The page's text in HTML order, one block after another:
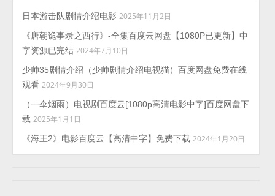
日本游击队剧情介绍电影 2025年11月2日
《唐朝诡事录之西行》-全集百度云网盘【1080P已更新】中
字资源已完结 2024年7月10日
少帅35剧情介绍（少帅剧情介绍电视猫）百度网盘免费在线
观看 2024年9月30日
（一伞烟雨）电视剧百度云[1080p高清电影中字]百度网盘下
载 2025年1月1日
《海王2》电影百度云【高清中字】免费下载 2024年1月20日